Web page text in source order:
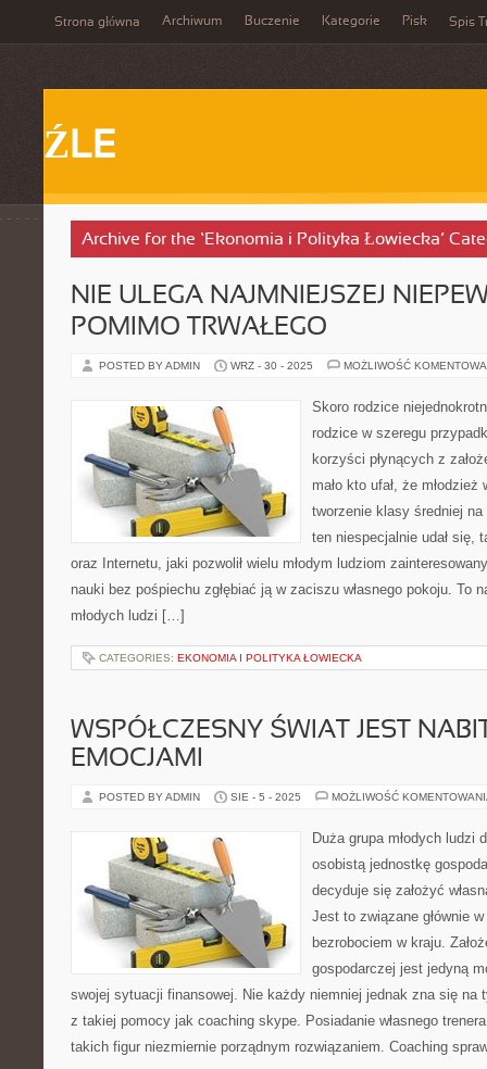
Strona główna Archiwum Buczenie Kategorie Pisk Spis
ŹLE
Archive for the ‘Ekonomia i Polityka Łowiecka’
NIE ULEGA NAJMNIEJSZEJ
POMIMO TRWAŁEGO
POSTED BY ADMIN WRZ - 30 - 2025 MOŻLIWOŚĆ
Skoro rodzice
rodzice w szeregu
korzyści płynących z
mało kto ufał, że
tworzenie klasy średniej
ten niespecjalnie udał się,
oraz Internetu, jaki pozwolił wielu młodym ludziom
nauki bez pośpiechu zgłębiać ją w zaciszu własnego pokoju. To
młodych ludzi […]
CATEGORIES: EKONOMIA I POLITYKA ŁOWIECKA
WSPÓŁCZESNY ŚWIAT JEST
EMOCJAMI
POSTED BY ADMIN SIE - 5 - 2025 MOŻLIWOŚĆ
Duża grupa młodych ludzi
osobistą jednostkę
decyduje się założyć
Jest to związane głównie
bezrobociem w kraju.
gospodarczej jest jedyną
swojej sytuacji finansowej. Nie każdy niemniej jednak zna się
z takiej pomocy jak coaching skype. Posiadanie własnego
takich figur niezmiernie porządnym rozwiązaniem. Coaching